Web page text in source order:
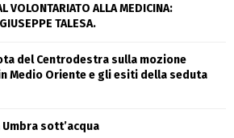
VOLONTARIATO ALLA MEDICINA:
TALESA.
del Centrodestra sulla mozione
Medio Oriente e gli esiti della seduta
sott’acqua